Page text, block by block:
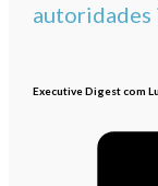
autoridades
Executive Digest com